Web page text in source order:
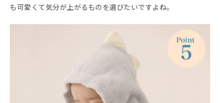
も可愛くて気分が上がるものを選びたいですよね。